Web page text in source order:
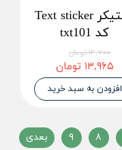
استیکر Text sticker
کد txt101
۱۴,۷۰۰ تومان
۱۳,۹۶۵ تومان
افزودن به سبد خرید
۸ ۹ بعدی